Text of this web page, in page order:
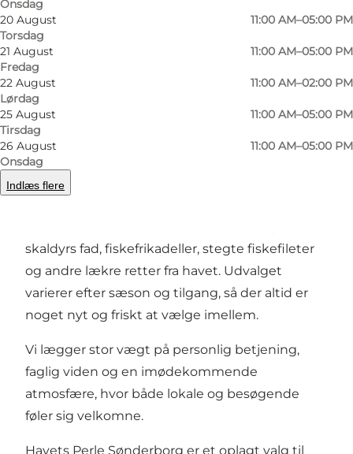
Onsdag
20 August
Torsdag
11:00 AM–05:00 PM
21 August
Fredag
11:00 AM–05:00 PM
22 August
Lørdag
11:00 AM–02:00 PM
25 August
Tirsdag
11:00 AM–05:00 PM
26 August
Onsdag
11:00 AM–05:00 PM
Indlæs flere
Havets Perle Sønderborg Foto:
Vi tilbyder et bredt udvalg af frisk fisk og
hjemmelavede fiskespecialiteter, tilberedt med
fokus på smag og sæsonens bedste råvarer.
skaldyrs fad, fiskefrikadeller, stegte fiskefileter
og andre lækre retter fra havet. Udvalget
varierer efter sæson og tilgang, så der altid er
noget nyt og friskt at vælge imellem.
Vi lægger stor vægt på personlig betjening,
faglig viden og en imødekommende
atmosfære, hvor både lokale og besøgende
føler sig velkomne.
Havets Perle Sønderborg er et oplagt valg til